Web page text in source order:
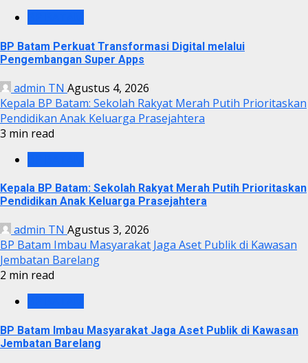
BP Batam Perkuat Transformasi Digital melalui
Pengembangan Super Apps
admin TN Agustus 4, 2026
Kepala BP Batam: Sekolah Rakyat Merah Putih Prioritaskan
Pendidikan Anak Keluarga Prasejahtera
3 min read
Kepala BP Batam: Sekolah Rakyat Merah Putih Prioritaskan
Pendidikan Anak Keluarga Prasejahtera
admin TN Agustus 3, 2026
BP Batam Imbau Masyarakat Jaga Aset Publik di Kawasan
Jembatan Barelang
2 min read
BP Batam Imbau Masyarakat Jaga Aset Publik di Kawasan
Jembatan Barelang